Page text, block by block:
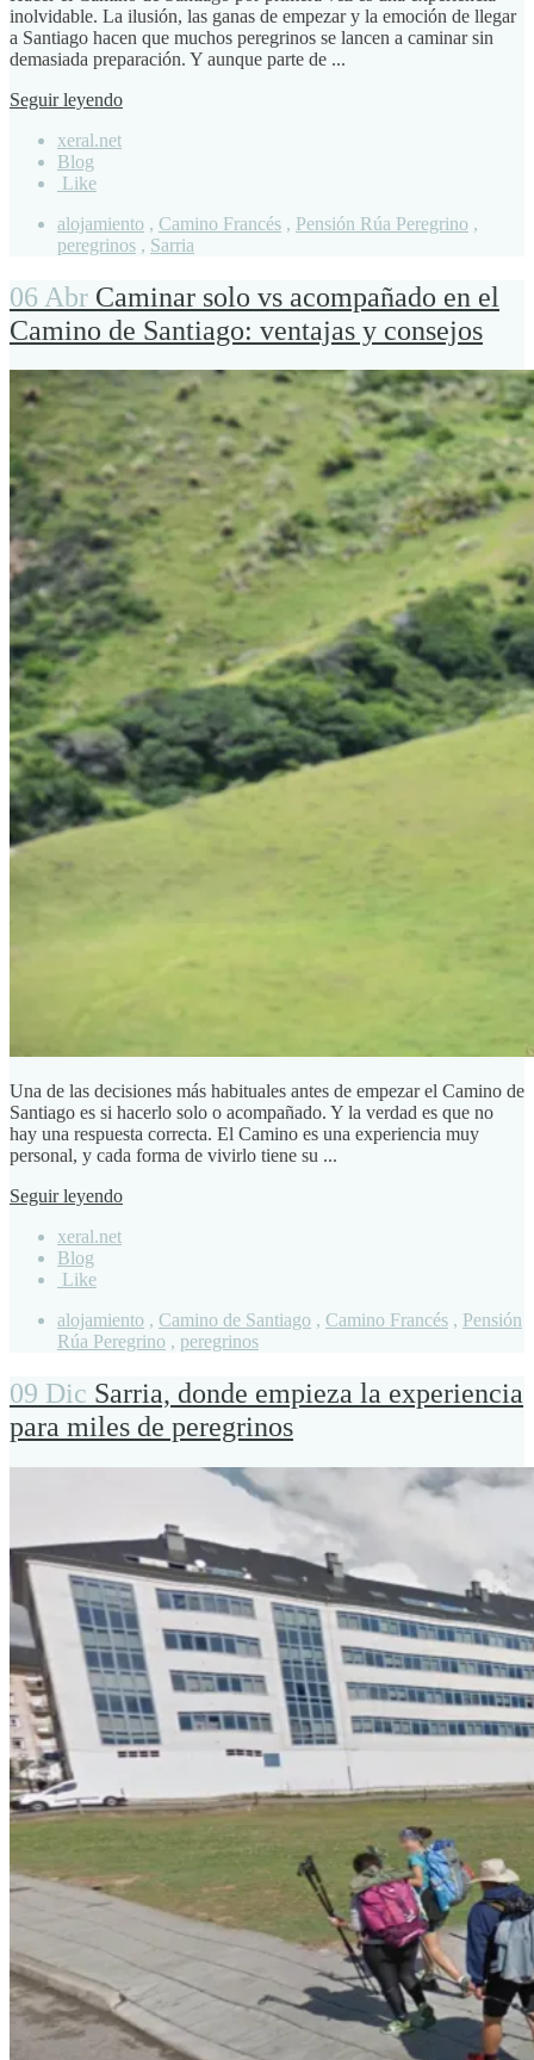
inolvidable. La ilusión, las ganas de empezar y la emoción de llegar
a Santiago hacen que muchos peregrinos se lancen a caminar sin
demasiada preparación. Y aunque parte de ...
Seguir leyendo
xeral.net
Blog
Like
alojamiento , Camino Francés , Pensión Rúa Peregrino ,
peregrinos , Sarria
06 Abr Caminar solo vs acompañado en el
Camino de Santiago: ventajas y consejos
Una de las decisiones más habituales antes de empezar el Camino de
Santiago es si hacerlo solo o acompañado. Y la verdad es que no
hay una respuesta correcta. El Camino es una experiencia muy
personal, y cada forma de vivirlo tiene su ...
Seguir leyendo
xeral.net
Blog
Like
alojamiento , Camino de Santiago , Camino Francés , Pensión
Rúa Peregrino , peregrinos
09 Dic Sarria, donde empieza la experiencia
para miles de peregrinos